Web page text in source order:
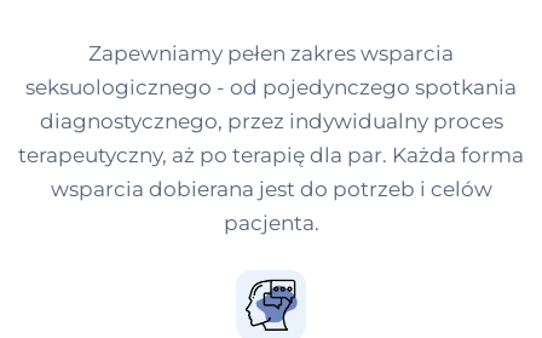
Zapewniamy pełen zakres wsparcia
seksuologicznego - od pojedynczego spotkania
diagnostycznego, przez indywidualny proces
terapeutyczny, aż po terapię dla par. Każda forma
wsparcia dobierana jest do potrzeb i celów
pacjenta.